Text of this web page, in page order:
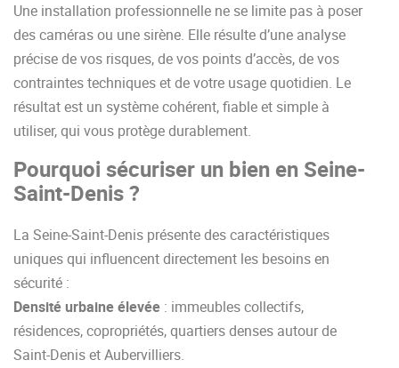
Une installation professionnelle ne se limite pas à poser
des caméras ou une sirène. Elle résulte d’une analyse
précise de vos risques, de vos points d’accès, de vos
contraintes techniques et de votre usage quotidien. Le
résultat est un système cohérent, fiable et simple à
utiliser, qui vous protège durablement.
Pourquoi sécuriser un bien en Seine-
Saint-Denis ?
La Seine-Saint-Denis présente des caractéristiques
uniques qui influencent directement les besoins en
sécurité :
Densité urbaine élevée : immeubles collectifs,
résidences, copropriétés, quartiers denses autour de
Saint-Denis et Aubervilliers.